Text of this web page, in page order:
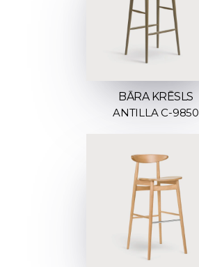
BĀRA KRĒSLS
ANTILLA C-9850